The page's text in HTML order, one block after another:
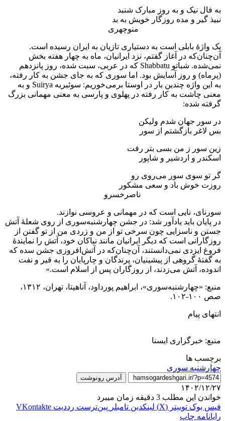
به فال نیک و به روز مبارک شنبد
نبیذ گیر و مده روزگار خویش به بد
منوچهری
یک واژۀ بابلی است به دستیاری تازیان به ایران رسیده است.
آن‌چنان‌که در آغاز گفتم، نزد ایرانیان، ماه به چهار هفته بخش
نمی‌شده. شباتو Shabbatu که در عربی، سبت شده، روز پانزدهم
(پرماه) و روز آسایش بود. اما سوری که به جای جشن به کار رفته،
به این واژه چندین بار در اوستا برمی‌خوریم: سوئیریه Suirya و به
معنی چاشت به کار رفته در پهلوی و پارسی به معنی مهمانی بزرگ
گرفته شده:
در سور جهان شدم ولیکن
بس لاغر بازگشتم از سور
زین سور ز من بسی بتر رفت
اسکندر و اردشیر و شاپور
گر تو سوی سور می‌روی رو
روزت خوش باد و سعی مشکور
ناصرخسرو
سورنای، نایی است که در مهمانی و عروسی نوازند.
در پایان باید یادآور شد: در جشن چهارشنبه‌سوری از روی شعلۀ آتش
جستن و ناسزایی چون سرخی تو از من و زردی من از تو گفتن از
روزگارانی است که دیگر ایرانیان مانند نیاکان خود، آتش را نمایندۀ
فروغ ایزدی نمی‌دانستند، آن‌چنان‌که در آتش‌افروزی جشن سده که
به گفتۀ گروهی از پیشینیان، پرندگان و چارپایان را به قیر و نفت
اندوده، آتش می‌زدند، از روزگاران پس از اسلام است.»
منبع: «چهارشنبه‌سوری»، ابراهیم پورداود، آناهیتا، تهران، ۱۳۱۲،
صص ۱۰۰-۱۰۲.
انتهای پیام
منبع: خبرگزاری ایسنا
برچسب ها
چهارشنبه سوری
آدرس رونوشت
۱۴۰۲/۱۲/۲۷
خواندن این مطلب 3 دقیقه زمان میبرد
فیس بوک توییتر (X) لینکدین ‫تامبلر ‫پین‌ترست ‫رددیت ‫VKontakte
رایانامه چاپ